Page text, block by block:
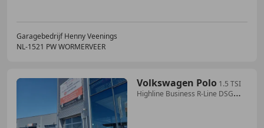
Garagebedrijf Henny Veenings
NL-1521 PW WORMERVEER
Volkswagen Polo 1.5 TSI
Highline Business R-Line DSG